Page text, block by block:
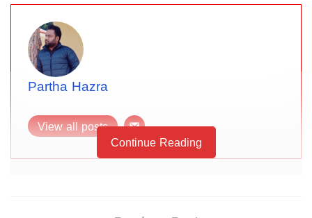
Partha Hazra
View all posts
Continue Reading